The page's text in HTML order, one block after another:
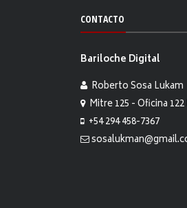
CONTACTO
Bariloche Digital
Roberto Sosa Lukam
Mitre 125 - Oficina
+54 294 458-7367